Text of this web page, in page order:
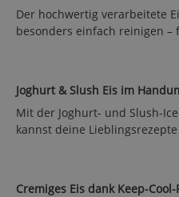
Der hochwertig verarbeitete
besonders einfach reinigen
Joghurt & Slush Eis im
Mit der Joghurt- und Slush-
kannst deine
Cremiges Eis dank Keep-